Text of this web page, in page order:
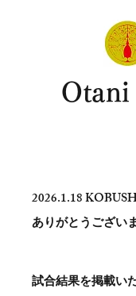
​Otani
2026.1.18
ありがとう​ござい
試合結果を掲載い